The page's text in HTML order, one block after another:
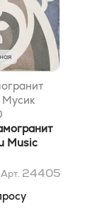
Мусик
Music
Арт. 24405